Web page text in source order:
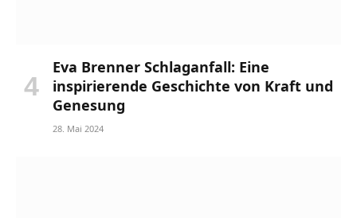
Eva Brenner Schlaganfall: Eine
inspirierende Geschichte von Kraft und
Genesung
28. Mai 2024